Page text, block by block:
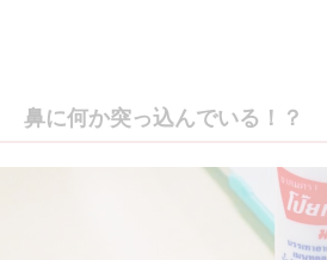
鼻に何か突っ込んでいる！？